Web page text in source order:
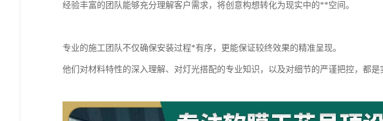
经验丰富的团队能够充分理解客户需求，将创意构想转化为现实中的**空间。
专业的施工团队不仅确保安装过程*有序，更能保证较终效果的精准呈现。
他们对材料特性的深入理解、对灯光搭配的专业知识，以及对细节的严谨把控，都是